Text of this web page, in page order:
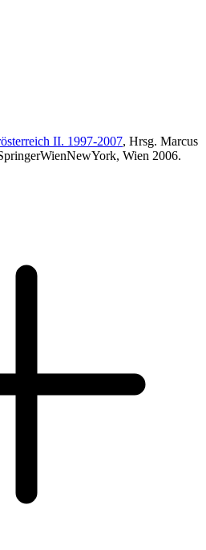
II. 1997-2007, Hrsg. Marcus
Wien 2006.